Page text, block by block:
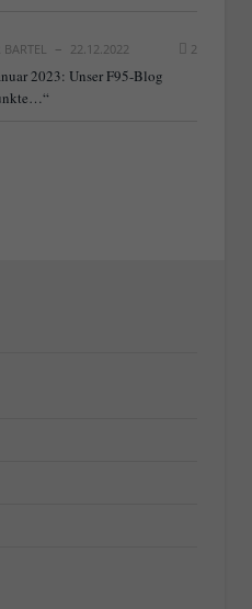
BARTEL 22.12.2022 2
2023: Unser F95-Blog